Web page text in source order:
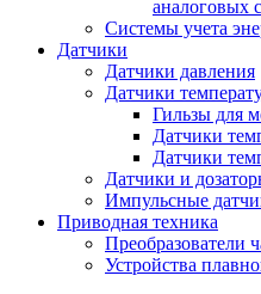
аналоговых
Системы учета
Датчики
Датчики давления
Датчики
Гильзы для
Датчики
Датчики
Датчики и
Импульсные
Приводная техника
Преобразователи
Устройства